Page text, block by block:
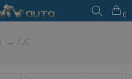
0
FIAT